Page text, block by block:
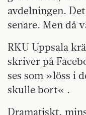
avdelningen.
senare. Men då
RKU Uppsala
skriver på
ses som »löss i
skulle bort« .
Dramatiskt,